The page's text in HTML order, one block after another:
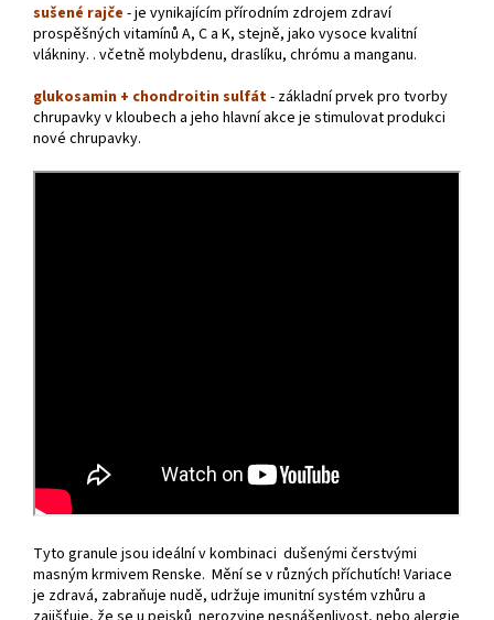
sušené rajče - je vynikajícím přírodním zdrojem zdraví
prospěšných vitamínů A, C a K, stejně, jako vysoce kvalitní
vlákniny. . včetně molybdenu, draslíku, chrómu a manganu.
glukosamin + chondroitin sulfát- základní prvek pro tvorby
chrupavky v kloubech a jeho hlavní akce je stimulovat produkci
nové chrupavky.
Tyto granule jsou ideální v kombinaci dušenými čerstvými
masným krmivem Renske. Mění se v různých příchutích! Variace
je zdravá, zabraňuje nudě, udržuje imunitní systém vzhůru a